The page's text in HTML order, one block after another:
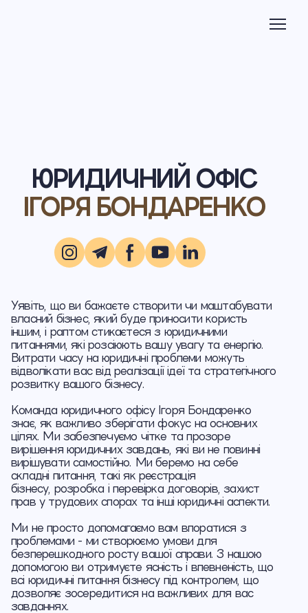
ЮРИДИЧНИЙ ОФІС
ІГОРЯ БОНДАРЕНКО
Уявіть, що ви бажаєте створити чи маштабувати
власний бізнес, який буде приносити користь
іншим, і раптом стикаєтеся з юридичними
питаннями, які розсіюють вашу увагу та енергію.
Витрати часу на юридичні проблеми можуть
відволікати вас від реалізації ідеї та стратегічного
розвитку вашого бізнесу.
Команда юридичного офісу Ігоря Бондаренко
знає, як важливо зберігати фокус на основних
цілях. Ми забезпечуємо чітке та прозоре
вирішення юридичних завдань, які ви не повинні
вирішувати самостійно. Ми беремо на себе
складні питання, такі як реєстрація
бізнесу, розробка і перевірка договорів, захист
прав у трудових спорах та інші юридичні аспекти.
Ми не просто допомагаємо вам впоратися з
проблемами - ми створюємо умови для
безперешкодного росту вашої справи. З нашою
допомогою ви отримуєте ясність і впевненість, що
всі юридичні питання бізнесу під контролем, що
дозволяє зосередитися на важливих для вас
завданнях.